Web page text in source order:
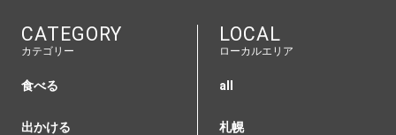
CATEGORY
カテゴリー
食べる
出かける
LOCAL
ローカルエリア
all
札幌